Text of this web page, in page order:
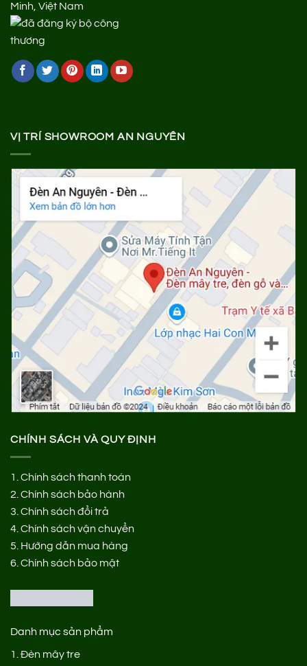
Minh, Việt Nam
VỊ TRÍ SHOWROOM AN NGUYÊN
CHÍNH SÁCH VÀ QUY ĐỊNH
1. Chính sách thanh toán
2. Chính sách bảo hành
3. Chính sách đổi trả
4. Chính sách vận chuyển
5. Hướng dẫn mua hàng
6. Chính sách bảo mật
Danh mục sản phẩm
1. Đèn mây tre